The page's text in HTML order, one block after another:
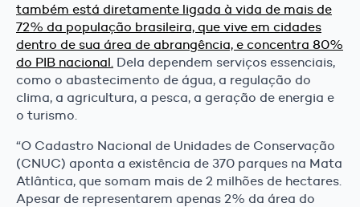
também está diretamente ligada à vida de mais de
72% da população brasileira, que vive em cidades
dentro de sua área de abrangência, e concentra 80%
do PIB nacional. Dela dependem serviços essenciais,
como o abastecimento de água, a regulação do
clima, a agricultura, a pesca, a geração de energia e
o turismo.
“O Cadastro Nacional de Unidades de Conservação
(CNUC) aponta a existência de 370 parques na Mata
Atlântica, que somam mais de 2 milhões de hectares.
Apesar de representarem apenas 2% da área do